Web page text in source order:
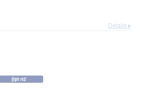
Details ▸
jlpt n2